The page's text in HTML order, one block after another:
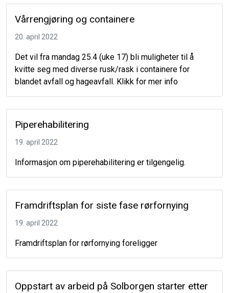
Vårrengjøring og containere
20. april 2022
Det vil fra mandag 25.4 (uke 17) bli muligheter til å
kvitte seg med diverse rusk/rask i containere for
blandet avfall og hageavfall. Klikk for mer info
Piperehabilitering
19. april 2022
Informasjon om piperehabilitering er tilgengelig.
Framdriftsplan for siste fase rørfornying
19. april 2022
Framdriftsplan for rørfornying foreligger
Oppstart av arbeid på Solborgen starter etter